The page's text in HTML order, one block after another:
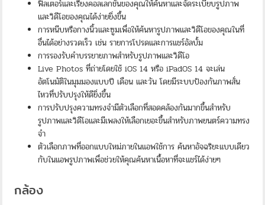
ฟิลเตอร์และเรียงคอลเลกชั่นของคุณให้ค้นหาและจัดระเบียบรูปภาพ
และวิดีโอของคุณได้ง่ายยิ่งขึ้น
การหนีบหรือกางนิ้วและซูมเพื่อให้ค้นหารูปภาพและวิดีโอของคุณในที่
อื่นได้อย่างรวดเร็ว เช่น รายการโปรดและการแชร์อัลบั้ม
การรองรับคำบรรยายภาพสำหรับรูปภาพและวิดีโอ
Live Photos ที่ถ่ายโดยใช้ iOS 14 หรือ iPadOS 14 จะเล่น
อัตโนมัติในมุมมองแบบปี เดือน และวัน โดยมีระบบป้องกันภาพสั่น
ไหวที่ปรับปรุงให้ดียิ่งขึ้น
การปรับปรุงความทรงจำมีตัวเลือกที่สอดคล้องกันมากขึ้นสำหรับ
รูปภาพและวิดีโอและมีเพลงให้เลือกเยอะขึ้นสำหรับภาพยนตร์ความทรง
จำ
ตัวเลือกภาพที่ออกแบบใหม่ภายในแอพใช้การ ค้นหาอัจฉริยะแบบเดียว
กับในแอพรูปภาพเพื่อช่วยให้คุณค้นหาเนื้อหาที่จะแชร์ได้ง่ายๆ
กล้อง